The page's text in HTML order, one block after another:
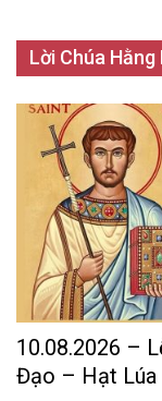
Lời Chúa Hằng
10.08.2026 –
Đạo – Hạt Lúa